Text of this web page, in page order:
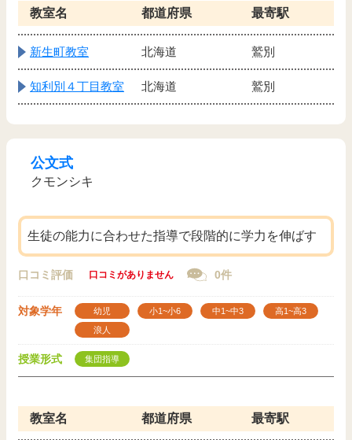
教室名 都道府県 最寄駅
新生町教室 北海道 鷲別
知利別４丁目教室 北海道 鷲別
公文式
クモンシキ
生徒の能力に合わせた指導で段階的に学力を伸ばす
口コミ評価 口コミがありません 0件
対象学年 幼児 小1~小6 中1~中3
高1~高3
浪人
授業形式 集団指導
教室名 都道府県 最寄駅